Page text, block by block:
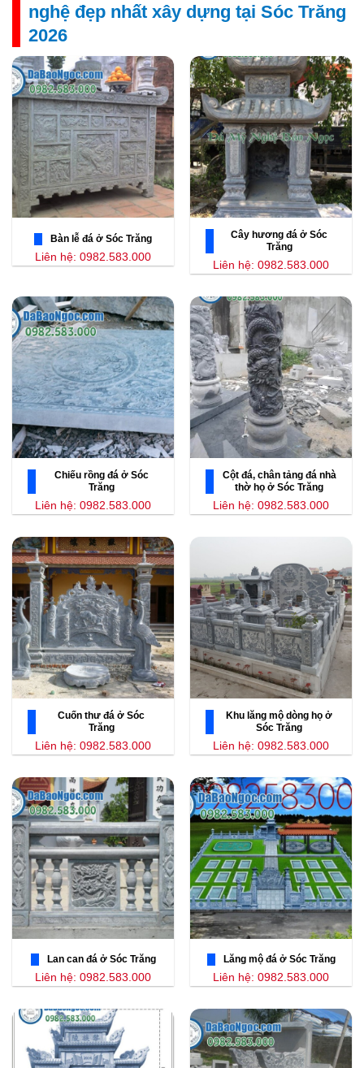
nghệ đẹp nhất xây dựng tại Sóc Trăng
2026
Bàn lễ đá ở Sóc Trăng
Liên hệ: 0982.583.000
Cây hương đá ở Sóc
Trăng
Liên hệ: 0982.583.000
Chiếu rồng đá ở Sóc
Trăng
Liên hệ: 0982.583.000
Cột đá, chân tảng đá nhà
thờ họ ở Sóc Trăng
Liên hệ: 0982.583.000
Cuốn thư đá ở Sóc
Trăng
Liên hệ: 0982.583.000
Khu lăng mộ dòng họ ở
Sóc Trăng
Liên hệ: 0982.583.000
Lan can đá ở Sóc Trăng
Liên hệ: 0982.583.000
Lăng mộ đá ở Sóc Trăng
Liên hệ: 0982.583.000